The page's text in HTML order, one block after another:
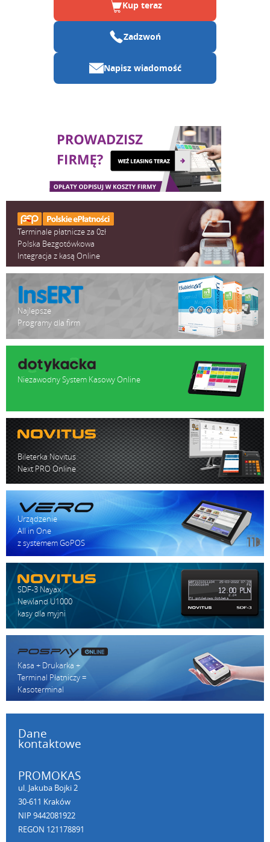
Kup teraz
Zadzwoń
Napisz wiadomość
Terminale płatnicze za 0zł
Polska Bezgotówkowa
Integracja z kasą Online
Najlepsze
Programy dla firm
Niezawodny System Kasowy Online
Bileterka Novitus
Next PRO Online
Urządzenie
All in One
z systemem GoPOS
SDF-3 Nayax
Newland U1000
kasy dla myjni
Kasa + Drukarka +
Terminal Płatniczy =
Kasoterminal
Dane
kontaktowe
PROMOKAS
ul. Jakuba Bojki 2
30-611 Kraków
NIP 9442081922
REGON 121178891